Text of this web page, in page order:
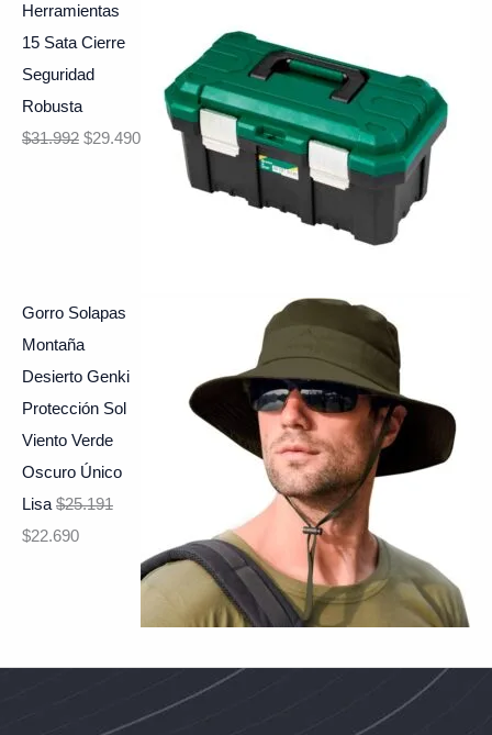
Herramientas
15 Sata Cierre
Seguridad
Robusta
$31.992 $29.490
Gorro Solapas
Montaña
Desierto Genki
Protección Sol
Viento Verde
Oscuro Único
Lisa $25.191
$22.690